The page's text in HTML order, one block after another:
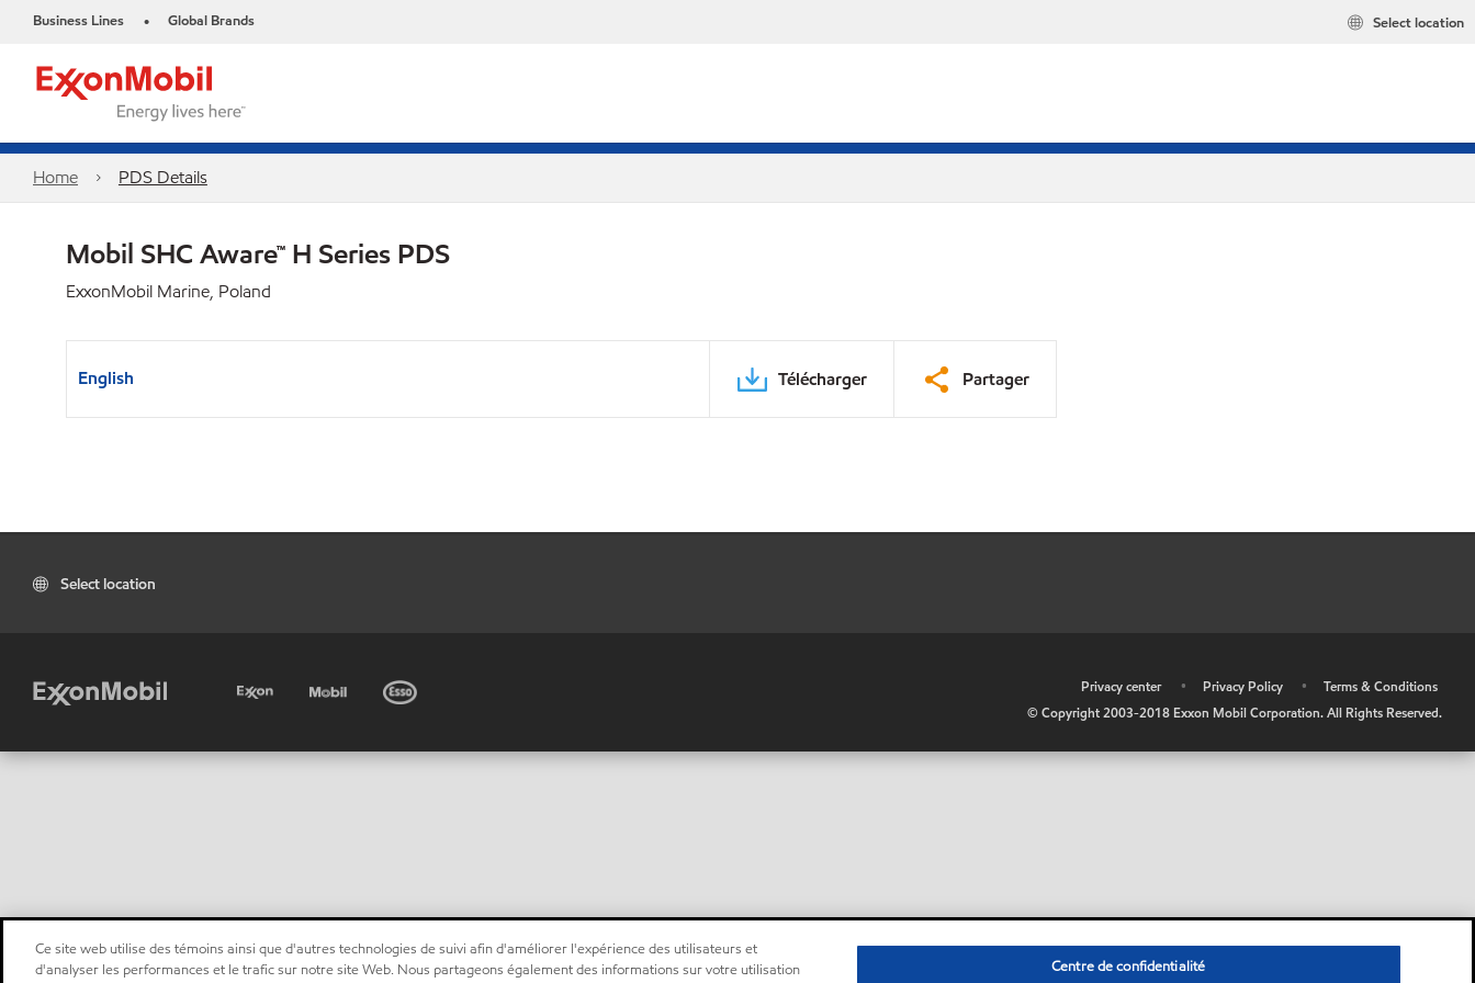
Business Lines • Global Brands Select location
Home PDS Details
Mobil SHC Aware™ H Series PDS
ExxonMobil Marine, Poland
English Télécharger Partager
Select location
Privacy center • Privacy Policy •
Terms & Conditions
© Copyright 2003-2018 Exxon Mobil Corporation. All Rights Reserved.
Ce site web utilise des témoins ainsi que d'autres technologies de suivi afin d'améliorer l'expérience des utilisateurs et
d'analyser les performances et le trafic sur notre site Web. Nous partageons également des informations sur votre utilisation
Centre de confidentialité